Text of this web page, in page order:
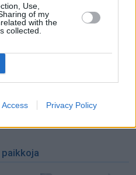
Use,
of my
with the
collected.
Access Privacy Policy
tyypilliset
säät. Kesät ovat
pidempiä ja lähes
ja talvet ovat pimeitä
mutta leudot jaksot tuovat
talveen. Paras aika
alkupuolen ja lokakuun
matkustusajat